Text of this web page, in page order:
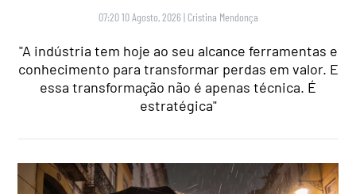
07:20 10 Agosto, 2026 | Cristina Mendonça
"A indústria tem hoje ao seu alcance ferramentas e
conhecimento para transformar perdas em valor. E
essa transformação não é apenas técnica. É
estratégica"